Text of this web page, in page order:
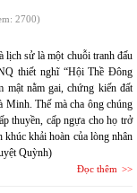
2700)
lịch sử là một chuỗi tranh đấu
thiết nghĩ “Hội Thề Đông
mật nằm gai, chứng kiến đất
Minh. Thế mà cha ông chúng
thuyền, cấp ngựa cho họ trở
khúc khải hoàn của lòng nhân
Quỳnh)
Đọc thêm